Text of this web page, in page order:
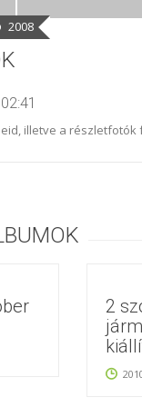
2008
illetve a részletfotók
2